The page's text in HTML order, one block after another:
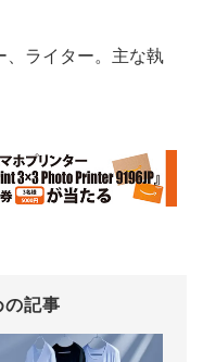
、ライター。主な執
の記事